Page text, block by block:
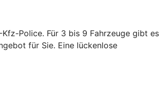
Police. Für 3 bis 9 Fahrzeuge gibt es
für Sie. Eine lückenlose